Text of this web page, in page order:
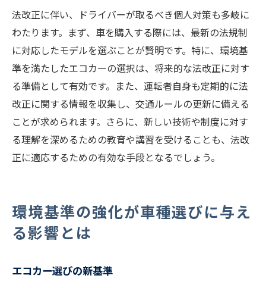
法改正に伴い、ドライバーが取るべき個人対策も多岐に
わたります。まず、車を購入する際には、最新の法規制
に対応したモデルを選ぶことが賢明です。特に、環境基
準を満たしたエコカーの選択は、将来的な法改正に対す
る準備として有効です。また、運転者自身も定期的に法
改正に関する情報を収集し、交通ルールの更新に備える
ことが求められます。さらに、新しい技術や制度に対す
る理解を深めるための教育や講習を受けることも、法改
正に適応するための有効な手段となるでしょう。
環境基準の強化が車種選びに与え
る影響とは
エコカー選びの新基準